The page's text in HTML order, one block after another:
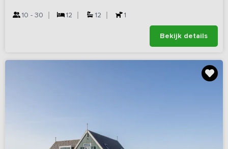
10 - 30 12 12 1
Bekijk details